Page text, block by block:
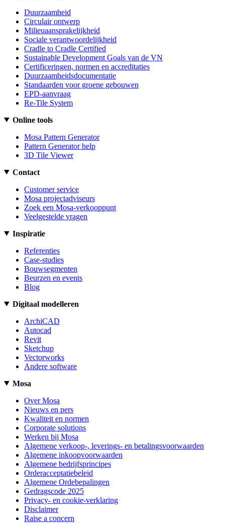
Duurzaamheid
Circulair ontwerp
Milieuaansprakelijkheid
Sociale verantwoordelijkheid
Cradle to Cradle Certified
Sustainable Development Goals van de VN
Certificeringen, normen en accreditaties
Duurzaamheidsdocumentatie
Standaarden voor groene gebouwen
EPD-aanvraag
Re-Tile System
Online tools
Mosa Pattern Generator
Pattern Generator help
3D Tile Viewer
Contact
Customer service
Mosa projectadviseurs
Zoek een Mosa-verkooppunt
Veelgestelde vragen
Inspiratie
Referenties
Case-studies
Bouwsegmenten
Beurzen en events
Blog
Digitaal modelleren
ArchiCAD
Autocad
Revit
Sketchup
Vectorworks
Andere software
Mosa
Over Mosa
Nieuws en pers
Kwaliteit en normen
Corporate solutions
Werken bij Mosa
Algemene verkoop-, leverings- en betalingsvoorwaarden
Algemene inkoopvoorwaarden
Algemene bedrijfsprincipes
Orderacceptatiebeleid
Algemene Ordebepalingen
Gedragscode 2025
Privacy- en cookie-verklaring
Disclaimer
Raise a concern